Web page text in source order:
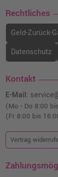
Rechtliches
Geld-Zurück-
Datenschutz
Kontakt
E-Mail:
(Mo - Do 8:00
(Fr 8:00 bis
Vertrag